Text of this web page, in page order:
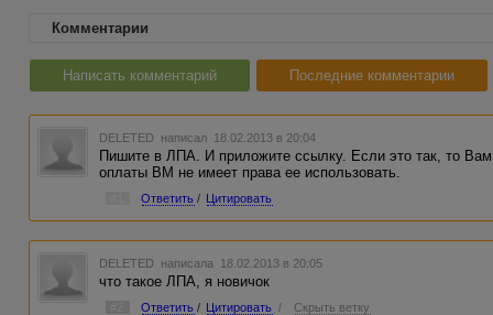
Комментарии
Написать комментарий Последние комментарии
DELETED написал 18.02.2013 в 20:04
Пишите в ЛПА. И приложите ссылку. Если это так, то
оплаты ВМ не имеет права ее использовать.
Ответить / Цитировать
DELETED написала 18.02.2013 в 20:05
что такое ЛПА, я новичок
Ответить / Цитировать / Скрыть ветку